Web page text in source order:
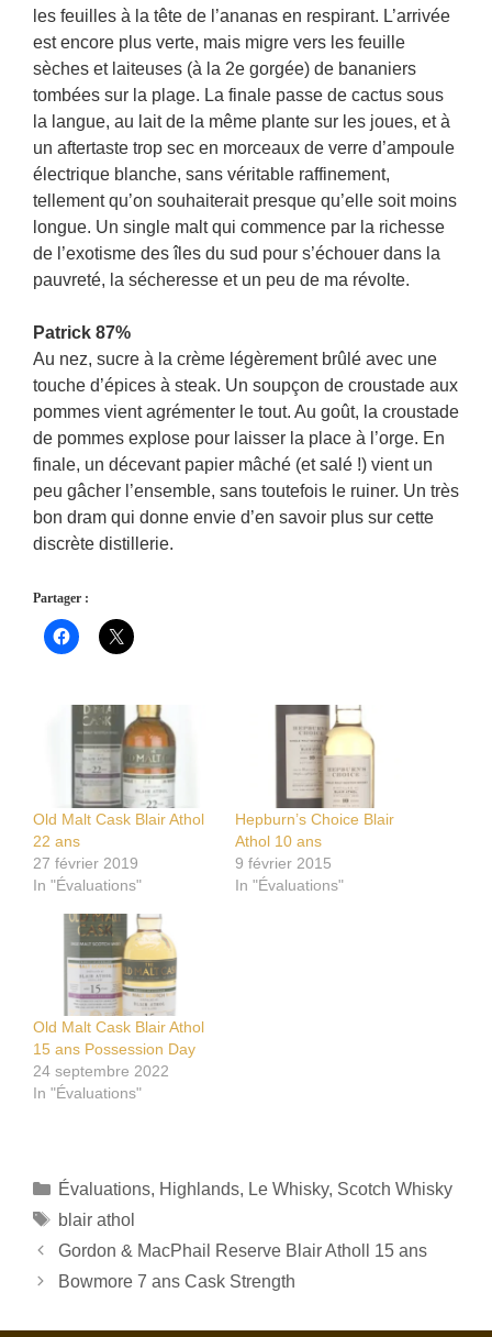
les feuilles à la tête de l’ananas en respirant. L’arrivée
est encore plus verte, mais migre vers les feuille
sèches et laiteuses (à la 2e gorgée) de bananiers
tombées sur la plage. La finale passe de cactus sous
la langue, au lait de la même plante sur les joues, et à
un aftertaste trop sec en morceaux de verre d’ampoule
électrique blanche, sans véritable raffinement,
tellement qu’on souhaiterait presque qu’elle soit moins
longue. Un single malt qui commence par la richesse
de l’exotisme des îles du sud pour s’échouer dans la
pauvreté, la sécheresse et un peu de ma révolte.
Patrick 87%
Au nez, sucre à la crème légèrement brûlé avec une
touche d’épices à steak. Un soupçon de croustade aux
pommes vient agrémenter le tout. Au goût, la croustade
de pommes explose pour laisser la place à l’orge. En
finale, un décevant papier mâché (et salé !) vient un
peu gâcher l’ensemble, sans toutefois le ruiner. Un très
bon dram qui donne envie d’en savoir plus sur cette
discrète distillerie.
Partager :
Old Malt Cask Blair Athol
22 ans
27 février 2019
In "Évaluations"
Hepburn’s Choice Blair
Athol 10 ans
9 février 2015
In "Évaluations"
Old Malt Cask Blair Athol
15 ans Possession Day
24 septembre 2022
In "Évaluations"
Catégories
Évaluations, Highlands, Le Whisky, Scotch Whisky
Étiquettes
blair athol
Gordon & MacPhail Reserve Blair Atholl 15 ans
Bowmore 7 ans Cask Strength